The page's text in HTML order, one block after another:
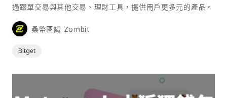
過跟單交易與其他交易、理財工具，提供用戶更多元的產品。
桑幣區識 Zombit
Bitget